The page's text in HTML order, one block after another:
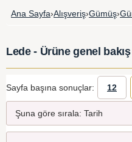
Ana Sayfa›Alışveriş›Gümüş›
Lede - Ürüne genel bakış
Sayfa başına sonuçlar: 12